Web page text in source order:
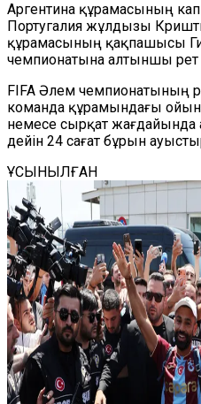
Аргентина құрамасының
Португалия жұлдызы
құрамасының қақпашысы
чемпионатына алтыншы рет
FIFA Әлем чемпионатының
команда құрамындағы
немесе сырқат жағдайында
дейін 24 сағат бұрын
ҰСЫНЫЛҒАН